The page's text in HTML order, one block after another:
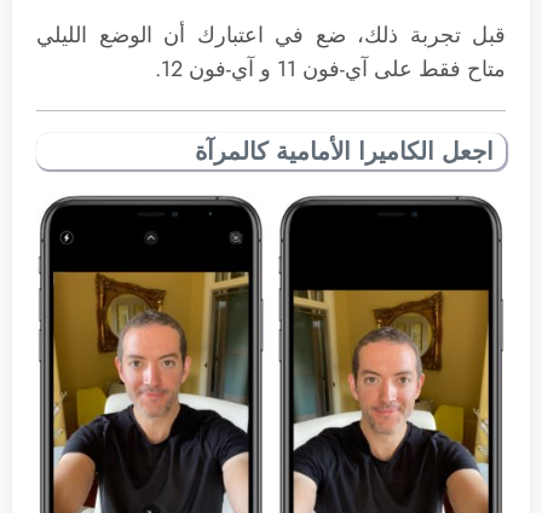
قبل تجربة ذلك، ضع في اعتبارك أن الوضع الليلي
متاح فقط على آي-فون 11 و آي-فون 12.
اجعل الكاميرا الأمامية كالمرآة